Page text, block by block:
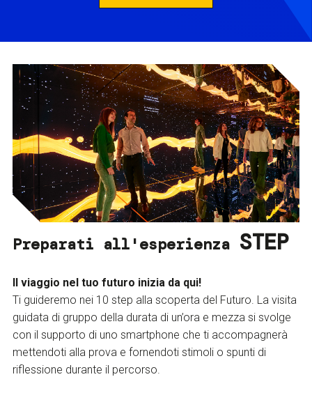
Preparati all'esperienza STEP
Il viaggio nel tuo futuro inizia da qui!
Ti guideremo nei 10 step alla scoperta del Futuro. La visita
guidata di gruppo della durata di un’ora e mezza si svolge
con il supporto di uno smartphone che ti accompagnerà
mettendoti alla prova e fornendoti stimoli o spunti di
riflessione durante il percorso.